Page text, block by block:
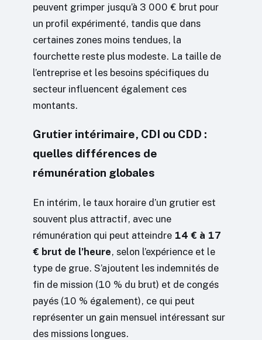
peuvent grimper jusqu’à 3 000 € brut pour
un profil expérimenté, tandis que dans
certaines zones moins tendues, la
fourchette reste plus modeste. La taille de
l’entreprise et les besoins spécifiques du
secteur influencent également ces
montants.
Grutier intérimaire, CDI ou CDD :
quelles différences de
rémunération globales
En intérim, le taux horaire d’un grutier est
souvent plus attractif, avec une
rémunération qui peut atteindre 14 € à 17
€ brut de l’heure, selon l’expérience et le
type de grue. S’ajoutent les indemnités de
fin de mission (10 % du brut) et de congés
payés (10 % également), ce qui peut
représenter un gain mensuel intéressant sur
des missions longues.